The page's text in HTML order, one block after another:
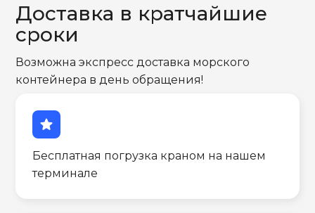
Доставка в кратчайшие
сроки
Возможна экспресс доставка морского
контейнера в день обращения!
star
Бесплатная погрузка краном на нашем
терминале